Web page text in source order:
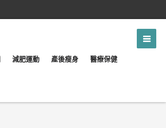
減肥運動 產後瘦身 醫療保健